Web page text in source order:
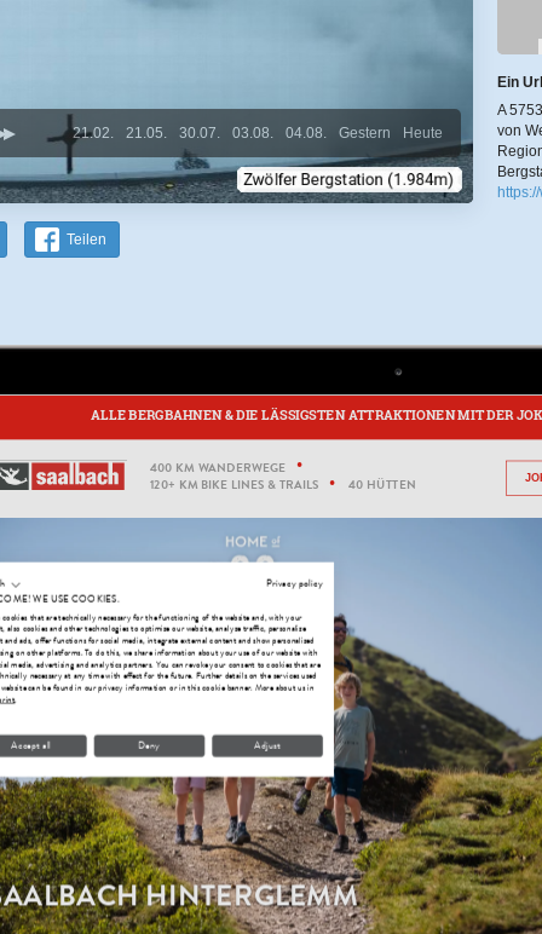
Heute
Gestern
04.08.
03.08.
30.07.
21.05.
21.02.
Ein
A
von
Teilen